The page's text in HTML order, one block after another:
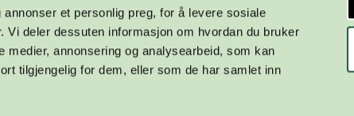
et personlig preg, for å levere sosiale
deler dessuten informasjon om hvordan du bruker
annonsering og analysearbeid, som kan
tilgjengelig for dem, eller som de har samlet inn